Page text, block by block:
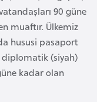
90 güne
muaftır. Ülkemiz
hususi pasaport
diplomatik (siyah)
kadar olan